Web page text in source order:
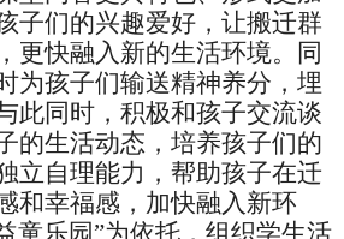
子们的兴趣爱好，让搬迁群
更快融入新的生活环境。
同
为孩子们输送精神养分，埋
此同时，积极和孩子交流谈
的生活动态，培养孩子们的
立自理能力，帮助孩子在迁
和幸福感，加快融入新环
童乐园”为依托，组织学生活